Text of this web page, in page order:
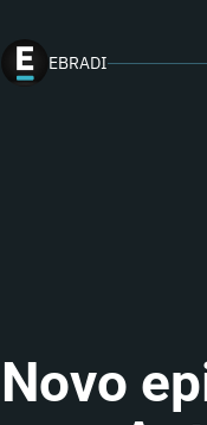
EBRADI
Novo